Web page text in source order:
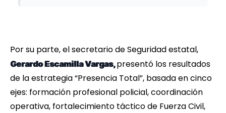
Por su parte, el secretario de Seguridad estatal,
Gerardo Escamilla Vargas,presentó los resultados
de la estrategia “Presencia Total”, basada en cinco
ejes: formación profesional policial, coordinación
operativa, fortalecimiento táctico de Fuerza Civil,